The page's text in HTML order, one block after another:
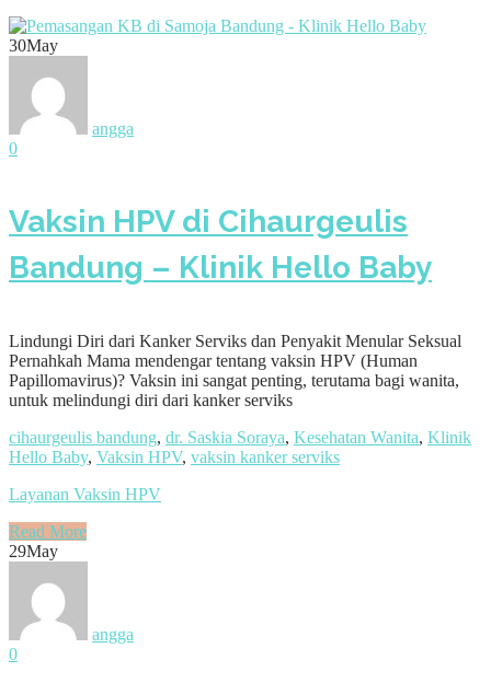
30May
angga
0
Vaksin HPV di Cihaurgeulis
Bandung – Klinik Hello Baby
Lindungi Diri dari Kanker Serviks dan Penyakit Menular Seksual
Pernahkah Mama mendengar tentang vaksin HPV (Human
Papillomavirus)? Vaksin ini sangat penting, terutama bagi wanita,
untuk melindungi diri dari kanker serviks
cihaurgeulis bandung, dr. Saskia Soraya, Kesehatan Wanita, Klinik
Hello Baby, Vaksin HPV, vaksin kanker serviks
Layanan Vaksin HPV
Read More
29May
angga
0